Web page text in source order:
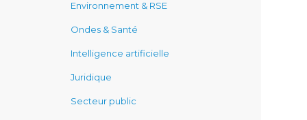
Environnement & RSE
Ondes & Santé
Intelligence artificielle
Juridique
Secteur public